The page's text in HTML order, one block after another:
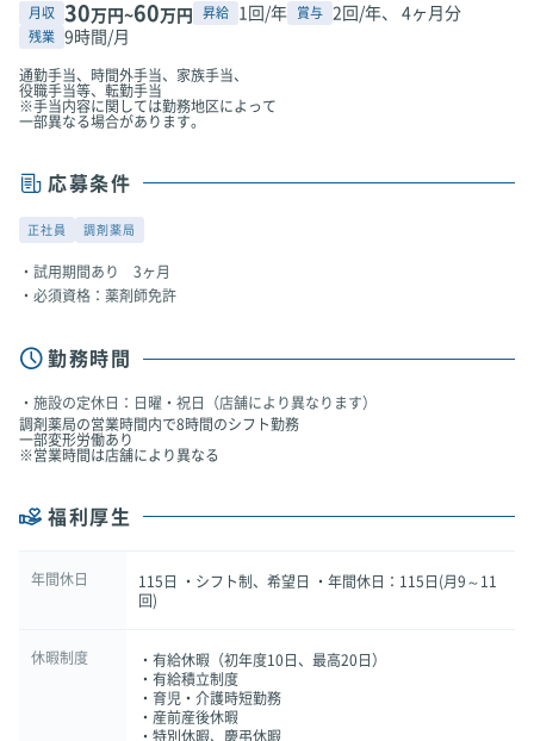
月収 30万円~60万円 昇給 1回/年 賞与 2回/年、 4ヶ月分
残業 9時間/月
通勤手当、時間外手当、家族手当、
役職手当等、転勤手当
※手当内容に関しては勤務地区によって
一部異なる場合があります。
応募条件
正社員 調剤薬局
試用期間あり 3ヶ月
必須資格：薬剤師免許
勤務時間
施設の定休日：日曜・祝日（店舗により異なります）
調剤薬局の営業時間内で8時間のシフト勤務
一部変形労働あり
※営業時間は店舗により異なる
福利厚生
年間休日
115日 ・シフト制、希望日 ・年間休日：115日(月9～11
回)
休暇制度
・有給休暇（初年度10日、最高20日）
・有給積立制度
・育児・介護時短勤務
・産前産後休暇
・特別休暇、慶弔休暇